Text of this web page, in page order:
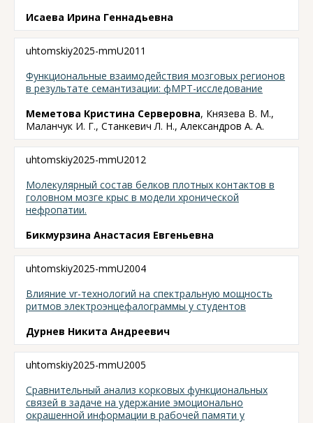
Исаева Ирина Геннадьевна
uhtomskiy2025-mmU2011
Функциональные взаимодействия мозговых регионов
в результате семантизации: фМРТ-исследование
Меметова Кристина Серверовна, Князева В. М.,
Маланчук И. Г., Станкевич Л. Н., Александров А. А.
uhtomskiy2025-mmU2012
Молекулярный состав белков плотных контактов в
головном мозге крыс в модели хронической
нефропатии.
Бикмурзина Анастасия Евгеньевна
uhtomskiy2025-mmU2004
Влияние vr-технологий на спектральную мощность
ритмов электроэнцефалограммы у студентов
Дурнев Никита Андреевич
uhtomskiy2025-mmU2005
Сравнительный анализ корковых функциональных
связей в задаче на удержание эмоционально
окрашенной информации в рабочей памяти у